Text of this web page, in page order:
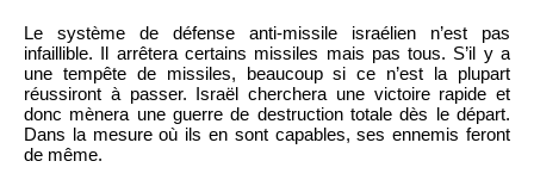
Le système de défense anti-missile israélien n’est pas
infaillible. Il arrêtera certains missiles mais pas tous. S’il y a
une tempête de missiles, beaucoup si ce n’est la plupart
réussiront à passer. Israël cherchera une victoire rapide et
donc mènera une guerre de destruction totale dès le départ.
Dans la mesure où ils en sont capables, ses ennemis feront
de même.